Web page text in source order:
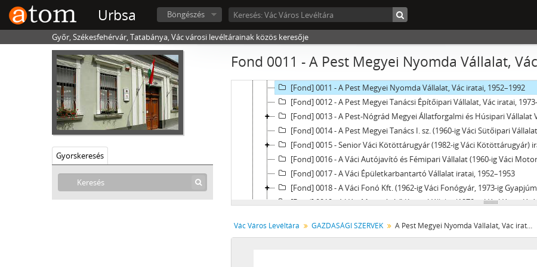
Urbsa Böngészés
Győr, Székesfehérvár, Tatabánya, Vác városi levéltárainak közös keresője
Gyorskeresés
Fond 0011 - A Pest Megyei Nyomda Vállalat,
[Fond] 0006 - A Könnyűipari Öntöde és Alkatrészgyár, Vác iratai,
[Fond] 0007 - Magyar Hajó és Darugyár Váci Gyárának (1962-ig Dunai
[Fond] 0008 - Magyar Selyemipari Vállalat Váci Bélésszövőgyárának
[Fond] 0009 - A Mészhomoktéglagyárak Vállalat Váci
[Fond] 0010 - A Pamutfonóipari Vállalat Váci Finompamutfonó és
[Fond] 0011 - A Pest Megyei Nyomda Vállalat, Vác iratai, 1952–1992
[Fond] 0012 - A Pest Megyei Tanácsi Építőipari Vállalat, Vác iratai,
[Fond] 0013 - A Pest-Nógrád Megyei Állatforgalmi és Húsipari Vállalat Váci Gyárának (1964-ig
[Fond] 0014 - A Pest Megyei Tanács I. sz. (1960-ig Váci Sütőipari
[Fond] 0015 - Senior Váci Kötöttárugyár (1982-ig Váci Kötöttárugyár)
[Fond] 0016 - A Váci Autójavító és Fémipari Vállalat (1960-ig Váci Motor- és
[Fond] 0017 - A Váci Épületkarbantartó Vállalat iratai, 1952–1953
[Fond] 0018 - A Váci Fonó Kft. (1962-ig Váci Fonógyár, 1973-ig Gyapjúmosó és Szövőgyár Váci
[Fond] 0019 - A Váci Magasépítő Közös Vállalat (1970-ig Vác Város, Járás Termelőszövetkezeteinek Építőipari Vállalkozása, 1979-
[Fond] 0021 - A Váci Városüzemeltetési Kft. (1966-ig Váci
[Fond] 0022 - A Dunamenti Víz- és Csatornamű Vállalat (1955-ig Váci
Vác Város Levéltára GAZDASÁGI SZERVEK A Pest Megyei Nyomda Vállalat, Vác iratai